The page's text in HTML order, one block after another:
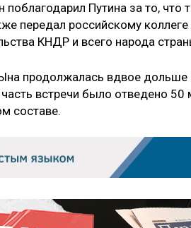
поблагодарил Путина за то,
передал российскому
КНДР и всего народа
продолжалась вдвое дольше
встречи было отведено
составе.